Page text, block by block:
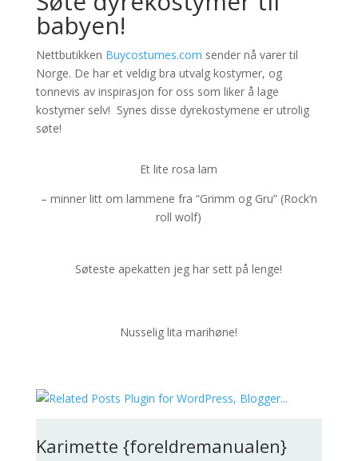
babyen!
Nettbutikken Buycostumes.com sender nå varer til
Norge. De har et veldig bra utvalg kostymer, og
tonnevis av inspirasjon for oss som liker å lage
kostymer selv! Synes disse dyrekostymene er utrolig
søte!
Et lite rosa lam
– minner litt om lammene fra “Grimm og Gru” (Rock’n
roll wolf)
Søteste apekatten jeg har sett på lenge!
Nusselig lita marihøne!
Karimette {foreldremanualen}